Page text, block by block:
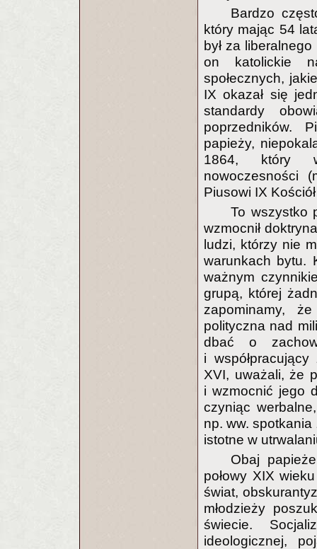
Bardzo
który mając 54
był za
on katolickie
społecznych,
IX okazał się
standardy
poprzedników.
papieży,
1864, który
nowoczesności
Piusowi IX
To wszystko
wzmocnił
ludzi, którzy nie
warunkach bytu.
ważnym
grupą, której
zapominamy,
polityczna nad
dbać o
i
XVI, uważali, że
i wzmocnić jego
czyniąc
np. ww.
istotne w
Obaj
połowy XIX
świat,
młodzieży
świecie.
ideologicznej,